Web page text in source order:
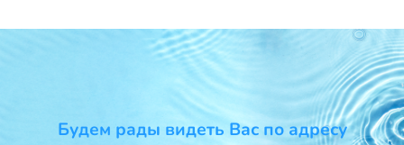
Будем рады видеть Вас по адресу